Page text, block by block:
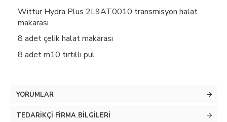
Wittur Hydra Plus 2L9AT0010 transmisyon halat
makarası
8 adet çelik halat makarası
8 adet m10 tırtıllı pul
YORUMLAR
TEDARIKÇI FIRMA BILGILERI